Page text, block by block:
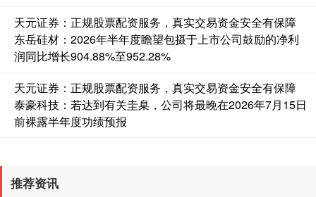
国债指数 229.69 +0.10 +0.04%
期指IC0
天元证券：正规股票配资服务，真实交易资金安全有保障
东岳硅材：2026年半年度瞻望包摄于上市公司鼓励的净利
润同比增长904.88%至952.28%
天元证券：正规股票配资服务，真实交易资金安全有保障
泰豪科技：若达到有关圭臬，公司将最晚在2026年7月15日
前裸露半年度功绩预报
推荐资讯